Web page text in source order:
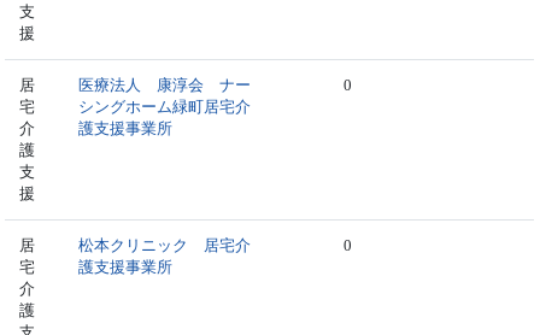
支
援
居
宅
介
護
支
援
医療法人 康淳会 ナー
シングホーム緑町居宅介
護支援事業所
0
居
宅
介
護
松本クリニック 居宅介
護支援事業所
0